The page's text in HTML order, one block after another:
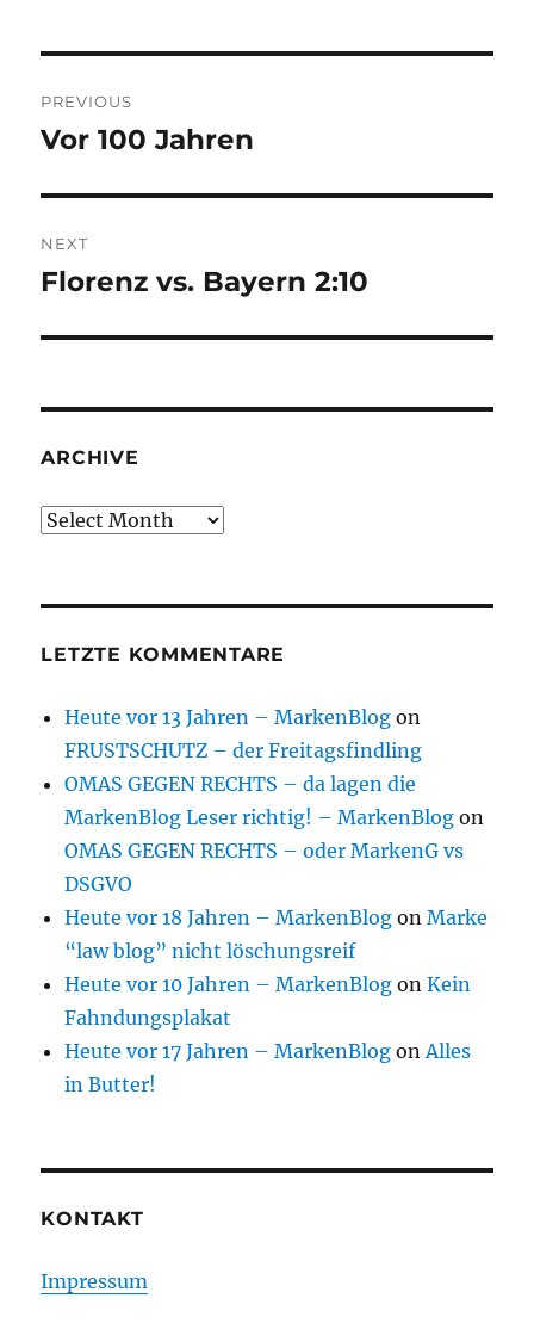
navigation
PREVIOUS
Previous
Vor 100 Jahren
NEXT
Next
Florenz vs. Bayern 2:10
ARCHIVE
Archive
LETZTE KOMMENTARE
Heute vor 13 Jahren – MarkenBlog on
FRUSTSCHUTZ – der Freitagsfindling
OMAS GEGEN RECHTS – da lagen die
MarkenBlog Leser richtig! – MarkenBlog on
OMAS GEGEN RECHTS – oder MarkenG vs
DSGVO
Heute vor 18 Jahren – MarkenBlog onMarke
“law blog” nicht löschungsreif
Heute vor 10 Jahren – MarkenBlog onKein
Fahndungsplakat
Heute vor 17 Jahren – MarkenBlog onAlles
in Butter!
KONTAKT
Impressum